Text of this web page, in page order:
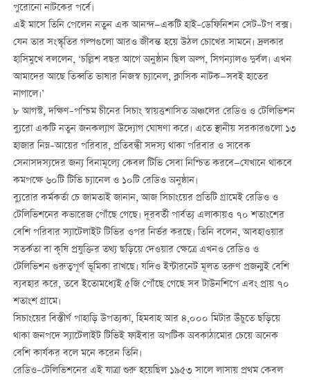
পুরোনো নাটকের পর্বে।
এই মাসে তিনি পেলেন নতুন এক আনন্দ—একটি হাই–ডেফিনিশন সেট–টপ বক্স।
যেন তার সংস্কৃতির গল্পগুলো আরও জীবন্ত হয়ে উঠল চোখের সামনে। দ্রলকার
হাসিমুখে বললেন, ‘চল্লিশ বছর আগে অনুষ্ঠান ছিল অল্প, সিগন্যালও দুর্বল। এখন
আমাদের আছে তিব্বতি ভাষার নিজস্ব চ্যানেল, ক্লাসিক নাটক—সবই হাতের
নাগালে।’
৮ আগস্ট, দক্ষিণ–পশ্চিম চীনের সিচাং স্বায়ত্তশাসিত অঞ্চলের রেডিও ও টেলিভিশন
ব্যুরো একটি নতুন জনকল্যাণ উদ্যোগ ঘোষণা করে। এতে স্থানীয় সরকারগুলো ১৩
হাজার নিম্ন–আয়ের পরিবার, প্রতিবন্ধী সদস্য থাকা পরিবার ও সাবেক
সেনাসদস্যদের জন্য বিনামূল্যে কেবল টিভি সেবা নিশ্চিত করবে—যেখানে থাকবে
কমপক্ষে ৬০টি টিভি চ্যানেল ও ১০টি রেডিও অনুষ্ঠান।
ব্যুরোর কর্মকর্তা চে জামতাই জানান, আজ সিচাংয়ের প্রতিটি গ্রামেই রেডিও ও
টেলিভিশনের কভারেজ পৌঁছে গেছে। দূরবর্তী পার্বত্য এলাকায়ও ৭০ শতাংশের
বেশি পরিবার স্যাটেলাইট টিভির ওপর নির্ভর করছে। তিনি বলেন, আবহাওয়ার
সতর্কতা বা কৃষি প্রযুক্তির তথ্য ছড়িয়ে দেওয়ার ক্ষেত্রে এখনও রেডিও ও
টেলিভিশন গুরুত্বপূর্ণ ভূমিকা রাখছে। যদিও ইন্টারনেট মূলত তরুণ প্রজন্মই বেশি
ব্যবহার করে, তবে ইতোমধ্যেই ৫জি পৌঁছে গেছে সব টাউনশিপে এবং প্রায় ৭০
শতাংশ গ্রামে।
সিচাংয়ের বিস্তীর্ণ পাহাড়ি উপত্যকা, হিমবাহ আর ৪,০০০ মিটার উঁচুতে ছড়িয়ে
থাকা জনপদে স্যাটেলাইট টিভিই ফাইবার অপটিক অবকাঠামোর চেয়ে অনেক
বেশি কার্যকর বলে মনে করেন তিনি।
রেডিও–টেলিভিশনের এই যাত্রা শুরু হয়েছিল ১৯৫৩ সালে লাসায় প্রথম কেবল